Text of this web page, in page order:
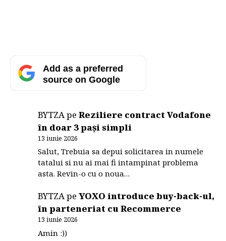
Add as a preferred
source on Google
BYTZApeReziliere contract Vodafone
în doar 3 pași simpli
13 iunie 2026
Salut, Trebuia sa depui solicitarea in numele
tatalui si nu ai mai fi intampinat problema
asta. Revin-o cu o noua…
BYTZApeYOXO introduce buy-back-ul,
în parteneriat cu Recommerce
13 iunie 2026
Amin :))